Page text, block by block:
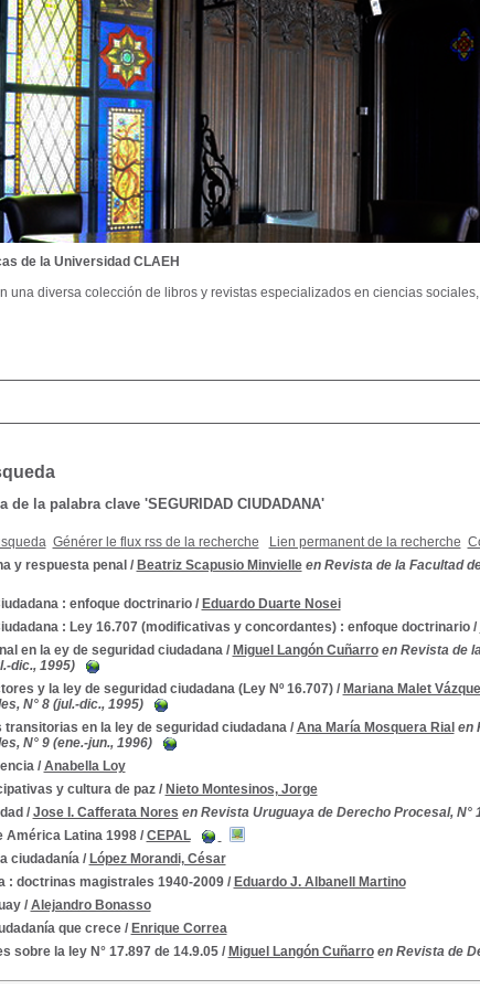
de la palabra clave 'SEGURIDAD CIUDADANA'
Générer le flux rss de la recherche Lien permanent de la recherche
y respuesta penal / Beatriz Scapusio Minvielle en Revista de la Facultad
: enfoque doctrinario/ Eduardo Duarte Nosei
: Ley 16.707 (modificativas y concordantes) : enfoque doctrinario/
en la ey de seguridad ciudadana/ Miguel Langón Cuñarro en Revista de
dic., 1995)
y la ley de seguridad ciudadana (Ley Nº 16.707)/ Mariana Malet
N° 8 (jul.-dic., 1995)
transitorias en la ley de seguridad ciudadana/ Ana María Mosquera Rial en
N° 9 (ene.-jun., 1996)
/ Anabella Loy
y cultura de paz/ Nieto Montesinos, Jorge
/ Jose I. Cafferata Nores en Revista Uruguaya de Derecho Procesal, N°
América Latina 1998/ CEPAL
ciudadanía/ López Morandi, César
: doctrinas magistrales 1940-2009/ Eduardo J. Albanell Martino
/ Alejandro Bonasso
que crece/ Enrique Correa
sobre la ley N° 17.897 de 14.9.05/ Miguel Langón Cuñarro en Revista de
de la Universidad CLAEH
una diversa colección de libros y revistas especializados en ciencias